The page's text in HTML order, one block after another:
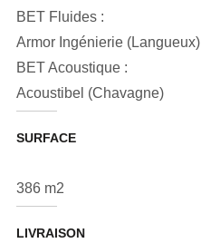
BET Fluides :
Armor Ingénierie (Langueux)
BET Acoustique :
Acoustibel (Chavagne)
SURFACE
386 m2
LIVRAISON